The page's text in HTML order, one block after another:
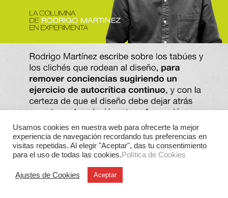
Usamos cookies en nuestra web para ofrecerte la mejor
experiencia de navegación recordando tus preferencias en
visitas repetidas. Al elegir "Aceptar", das tu consentimiento
para el uso de todas las cookies.Política de Cookies
Ajustes de Cookies Aceptar